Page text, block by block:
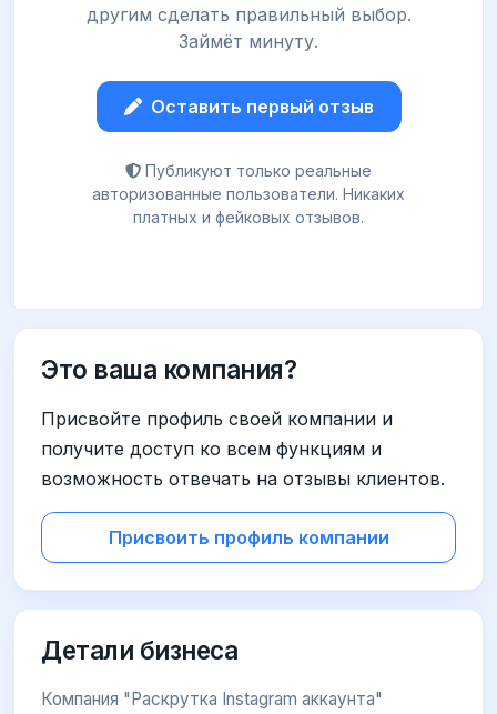
другим сделать правильный выбор.
Займёт минуту.
Оставить первый отзыв
Публикуют только реальные
авторизованные пользователи. Никаких
платных и фейковых отзывов.
Это ваша компания?
Присвойте профиль своей компании и
получите доступ ко всем функциям и
возможность отвечать на отзывы клиентов.
Присвоить профиль компании
Детали бизнеса
Компания "Раскрутка Instagram аккаунта"